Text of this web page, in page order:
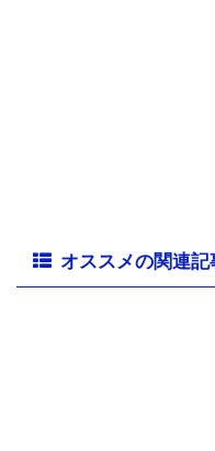
オススメの関連記